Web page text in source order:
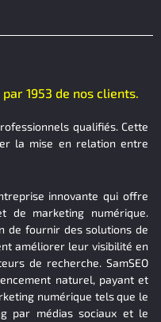
1953 de nos clients.
qualifiés. Cette
la mise en relation entre
innovante qui offre
de marketing numérique.
de fournir des solutions de
améliorer leur visibilité en
de recherche. SamSEO
naturel, payant et
numérique tels que le
par médias sociaux et le